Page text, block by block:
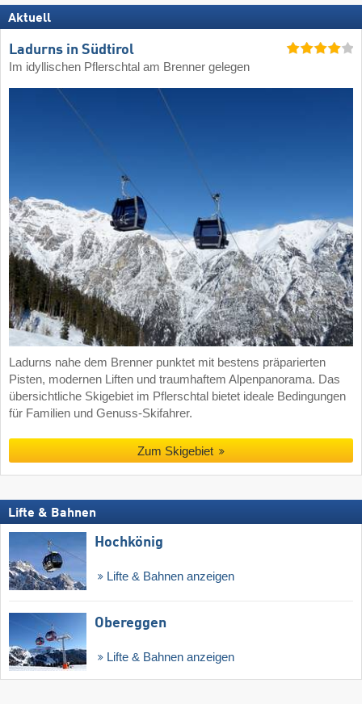
Aktuell
Ladurns in Südtirol
Im idyllischen Pflerschtal am Brenner gelegen
Ladurns nahe dem Brenner punktet mit bestens präparierten
Pisten, modernen Liften und traumhaftem Alpenpanorama. Das
übersichtliche Skigebiet im Pflerschtal bietet ideale Bedingungen
für Familien und Genuss-Skifahrer.
Zum Skigebiet
Lifte & Bahnen
Hochkönig
Lifte & Bahnen anzeigen
Obereggen
Lifte & Bahnen anzeigen